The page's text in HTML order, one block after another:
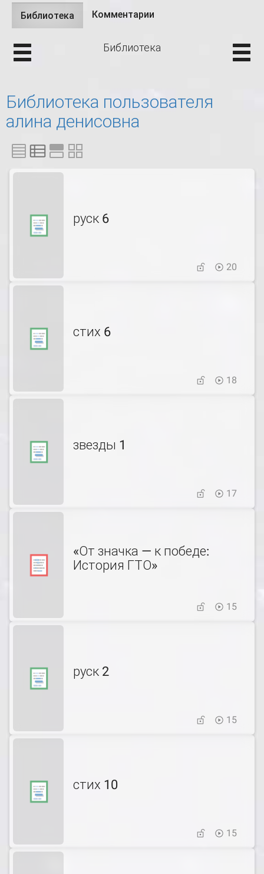
Главные вкладки
Библиотека (активная
вкладка)
Комментарии
Библиотека
Библиотека пользователя
алина денисовна
руск 6
20
стих 6
18
звезды 1
17
«От значка — к победе:
История ГТО»
15
руск 2
15
стих 10
15